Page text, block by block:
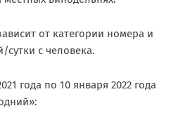
от категории номера и
сутки с человека.
года по 10 января 2022 года